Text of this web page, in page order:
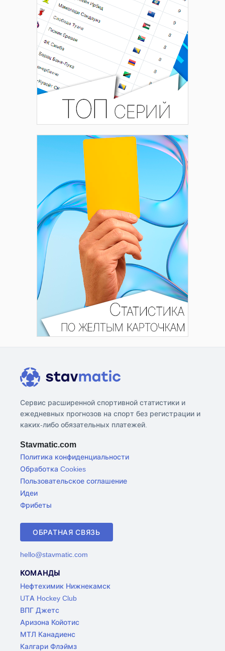
Сервис расширенной спортивной статистики и
ежедневных прогнозов на спорт без регистрации и
каких-либо обязательных платежей.
Stavmatic.com
Политика конфиденциальности
Обработка Cookies
Пользовательское соглашение
Идеи
Фрибеты
ОБРАТНАЯ СВЯЗЬ
hello@stavmatic.com
КОМАНДЫ
Нефтехимик Нижнекамск
UTA Hockey Club
ВПГ Джетс
Аризона Койотис
МТЛ Канадиенс
Калгари Флэймз